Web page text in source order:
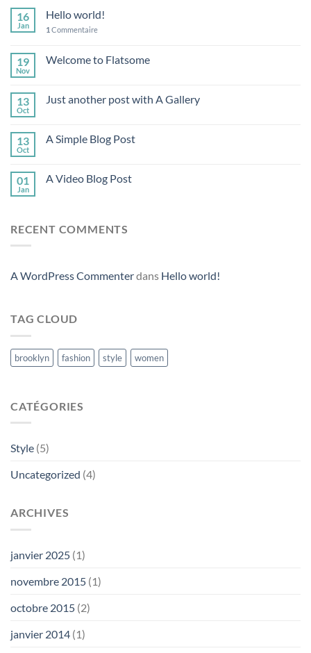
16
Jan
Hello world!
1 Commentaire
19
Nov
Welcome to Flatsome
13
Oct
Just another post with A Gallery
13
Oct
A Simple Blog Post
01
Jan
A Video Blog Post
RECENT COMMENTS
A WordPress Commenterdans Hello world!
TAG CLOUD
brooklyn fashion style women
CATÉGORIES
Style (5)
Uncategorized (4)
ARCHIVES
janvier 2025 (1)
novembre 2015 (1)
octobre 2015 (2)
janvier 2014 (1)